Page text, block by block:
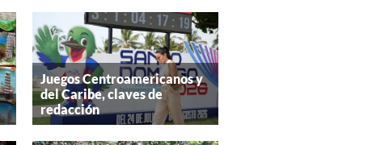
Juegos Centroamericanos y
del Caribe, claves de
redacción